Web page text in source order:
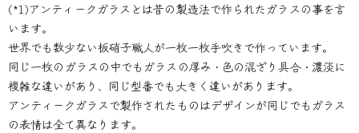
(*1)アンティークガラスとは昔の製造法で作られたガラスの事を言
います。
世界でも数少ない板硝子職人が一枚一枚手吹きで作っています。
同じ一枚のガラスの中でもガラスの厚み・色の混ざり具合・濃淡に
複雑な違いがあり、同じ型番でも大きく違いがあります。
アンティークガラスで製作されたものはデザインが同じでもガラス
の表情は全て異なります。